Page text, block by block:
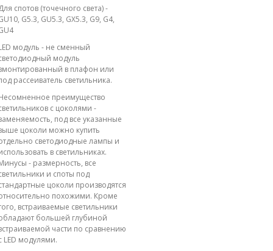
спотов (точечного света) -
G5.3, GU5.3, GX5.3, G9, G4,
модуль - не сменный
модуль
в плафон или
рассеиватель светильника.
преимущество
с цоколями -
под все указанные
цоколи можно купить
светодиодные лампы и
в светильниках.
- размерность, все
и споты под
цоколи производятся
похожими. Кроме
встраиваемые светильники
большей глубиной
части по сравнению
LED модулями.